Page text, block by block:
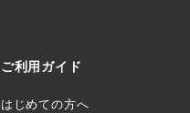
ご利用ガイド
はじめての方へ